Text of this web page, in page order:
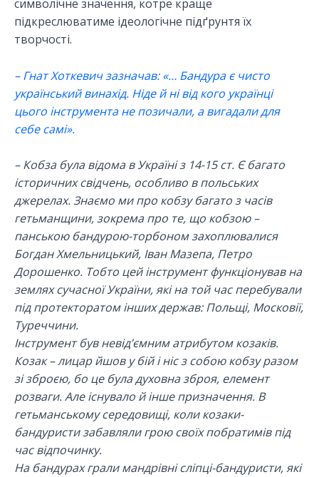
символічне значення, котре краще
підкреслюватиме ідеологічне підґрунтя їх
творчості.
– Гнат Хоткевич зазначав: «… Бандура є чисто
український винахід. Ніде й ні від кого українці
цього інструмента не позичали, а вигадали для
себе самі».
– Кобза була відома в Україні з 14-15 ст. Є багато
історичних свідчень, особливо в польських
джерелах. Знаємо ми про кобзу багато з часів
гетьманщини, зокрема про те, що кобзою –
панською бандурою-торбоном захоплювалися
Богдан Хмельницький, Іван Мазепа, Петро
Дорошенко. Тобто цей інструмент функціонував на
землях сучасної України, які на той час перебували
під протекторатом інших держав: Польщі, Московії,
Туреччини.
Інструмент був невід’ємним атрибутом козаків.
Козак – лицар йшов у бій і ніс з собою кобзу разом
зі зброєю, бо це була духовна зброя, елемент
розваги. Але існувало й інше призначення. В
гетьманському середовищі, коли козаки-
бандуристи забавляли грою своїх побратимів під
час відпочинку.
На бандурах грали мандрівні сліпці-бандуристи, які